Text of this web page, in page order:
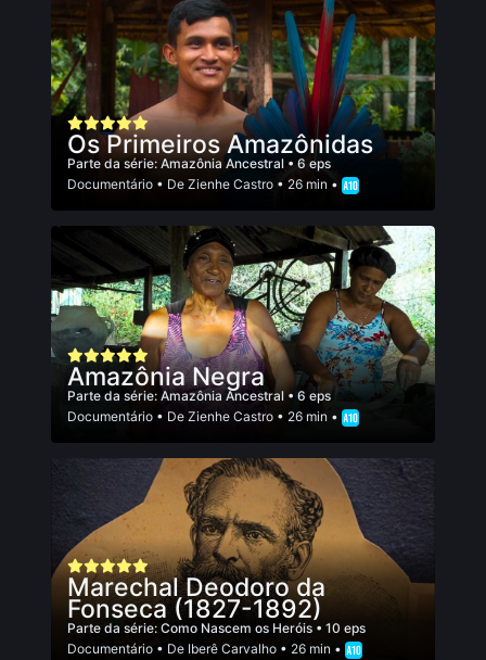
Os Primeiros Amazônidas
Parte da série: Amazônia Ancestral • 6 eps
Documentário • De Zienhe Castro • 26 min •
Amazônia Negra
Parte da série: Amazônia Ancestral • 6 eps
Documentário • De Zienhe Castro • 26 min •
Marechal Deodoro da
Fonseca (1827-1892)
Parte da série: Como Nascem os Heróis • 10 eps
Documentário • De Iberê Carvalho • 26 min •